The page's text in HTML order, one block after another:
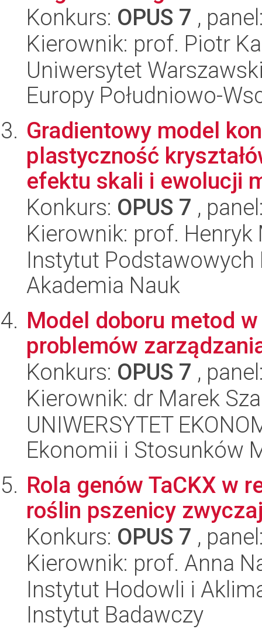
Konkurs: OPUS 7 ,
Kierownik: prof. Piotr
Uniwersytet
Europy Południowo-
Gradientowy model
plastyczność
efektu skali i ewolucji
Konkurs: OPUS 7 ,
Kierownik: prof. Henryk
Instytut
Akademia Nauk
Model doboru metod
problemów
Konkurs: OPUS 7 ,
Kierownik: dr Marek
UNIWERSYTET
Ekonomii i Stosunków
Rola genów TaCKX w
roślin pszenicy
Konkurs: OPUS 7 ,
Kierownik: prof. Anna
Instytut Hodowli i
Instytut Badawczy